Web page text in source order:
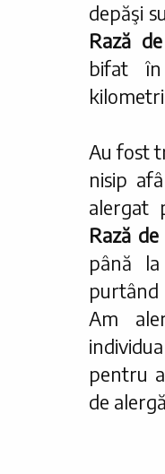
depăşi
Rază
bifat în
Au fost
nisip
alergat
Rază
până
Am
pentru
de